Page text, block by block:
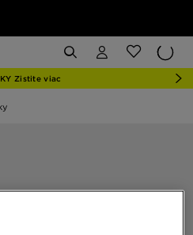
Zistite viac